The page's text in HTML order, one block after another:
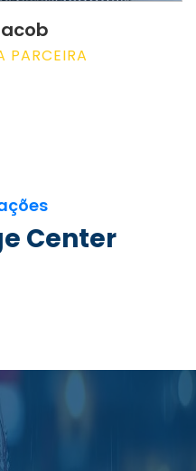
PARCEIRA
Center